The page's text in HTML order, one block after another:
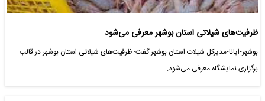
ظرفیت‌های شیلاتی استان بوشهر معرفی می‌شود
بوشهر-ایانا-مدیرکل شیلات استان بوشهر گفت: ظرفیت‌های شیلاتی استان بوشهر در قالب
برگزاری نمایشگاه معرفی می‌شود.